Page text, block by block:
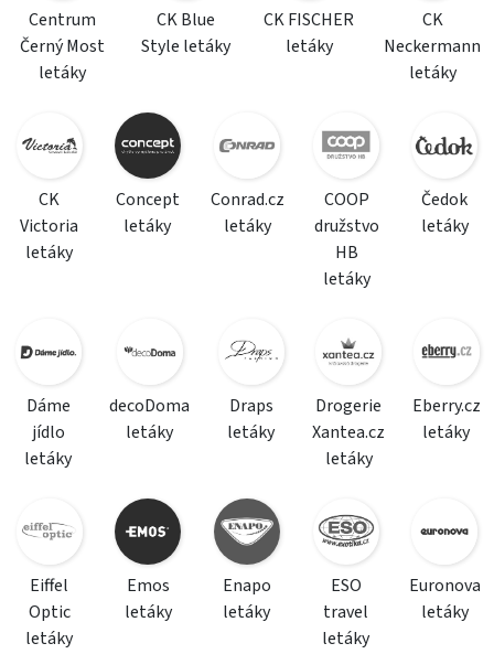
Centrum
Černý Most
letáky
CK Blue
Style letáky
CK FISCHER
letáky
CK
Neckermann
letáky
CK
Victoria
letáky
Concept
letáky
Conrad.cz
letáky
COOP
družstvo
HB
letáky
Čedok
letáky
Dáme
jídlo
letáky
decoDoma
letáky
Draps
letáky
Drogerie
Xantea.cz
letáky
Eberry.cz
letáky
Eiffel
Optic
letáky
Emos
letáky
Enapo
letáky
ESO
travel
letáky
Euronova
letáky